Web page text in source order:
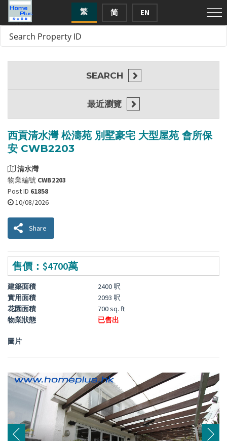
繁 简 EN
西貢清水灣 松濤苑 別墅豪宅 大型屋苑 會所保
安 CWB2203
清水灣
物業編號 CWB2203
Post ID 61858
10/08/2026
Share
售價：$4700萬
建築面積
2400 呎
實用面積
2093 呎
花園面積
700 sq. ft
物業狀態
已售出
圖片
SEARCH
最近瀏覽